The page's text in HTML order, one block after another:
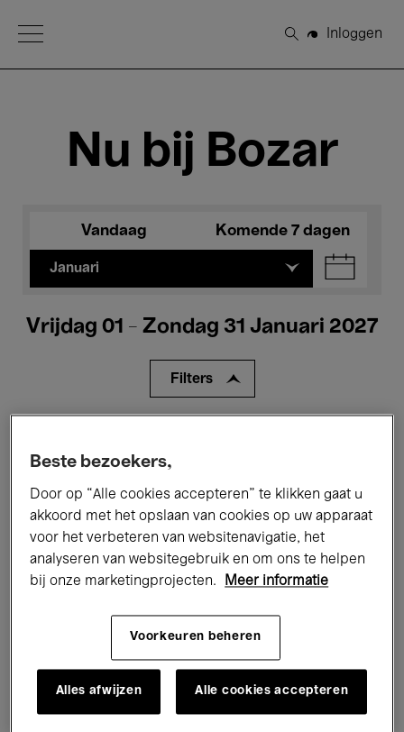
Open Menu
Zoeken
Inloggen
Nu bij Bozar
Vandaag Komende 7 dagen
Januari
Vrijdag 01 - Zondag 31 Januari 2027
Filters
Performances Lezingen & Debatten
Jazz Klassieke Muziek Global Music
Onderwijs Rondleidingen
Beste bezoekers,
Door op “Alle cookies accepteren” te klikken gaat u
akkoord met het opslaan van cookies op uw apparaat
voor het verbeteren van websitenavigatie, het
analyseren van websitegebruik en om ons te helpen
bij onze marketingprojecten.
Meer informatie
Voorkeuren beheren
Alles afwijzen Alle cookies accepteren